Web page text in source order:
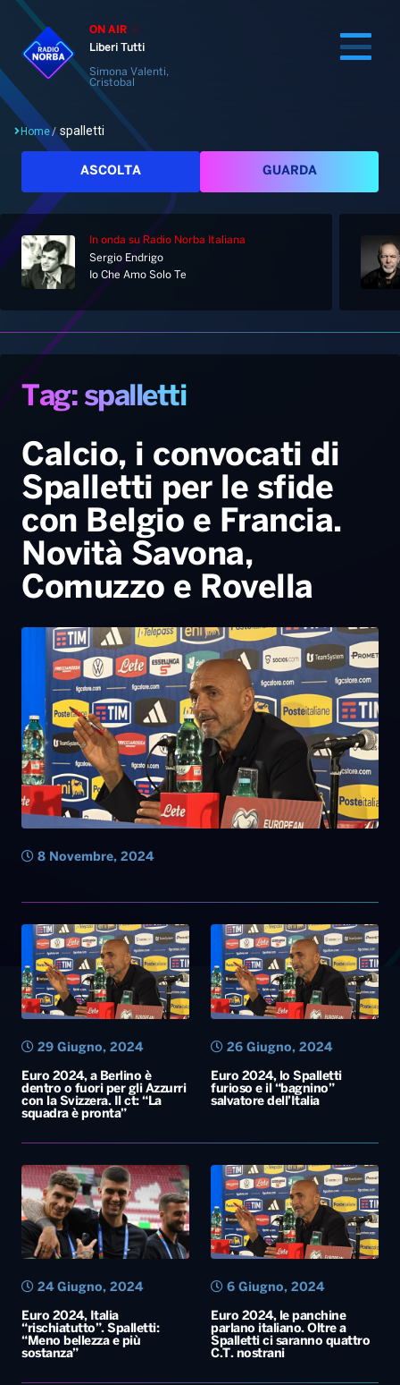
ON AIR
Liberi Tutti
Simona Valenti,
Cristobal
Home
Palinsesto
Hit Dance
Giochi&Concorsi
PALATOUR
Notizie
Locali
Musica e Spettacolo
Sport
Radio Norba Consiglia
Leggerissime
Playlist
Generale
Novità
Notiziario
Interviste
Oroscopo
Speciale Astrabilia 2026
Gallery
Radio Norba News TV
Voce al Bari
Battiti Live 2026
Gallery
Home/ spalletti
ASCOLTA GUARDA
In onda su Radio Norba Italiana
Sergio Endrigo
Io Che Amo Solo Te
Tag: spalletti
Calcio, i convocati di
Spalletti per le sfide
con Belgio e Francia.
Novità Savona,
Comuzzo e Rovella
8 Novembre, 2024
Euro 2024, a Berlino è
dentro o fuori per gli Azzurri
con la Svizzera. Il ct: “La
squadra è pronta”
29 Giugno, 2024
Euro 2024, lo Spalletti
furioso e il “bagnino”
salvatore dell’Italia
26 Giugno, 2024
Euro 2024, Italia
“rischiatutto”. Spalletti:
“Meno bellezza e più
sostanza”
24 Giugno, 2024
Euro 2024, le panchine
parlano italiano. Oltre a
Spalletti ci saranno quattro
C.T. nostrani
6 Giugno, 2024